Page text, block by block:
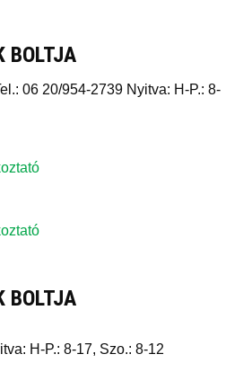
BOLTJA
06 20/954-2739 Nyitva: H-P.: 8-
BOLTJA
H-P.: 8-17, Szo.: 8-12